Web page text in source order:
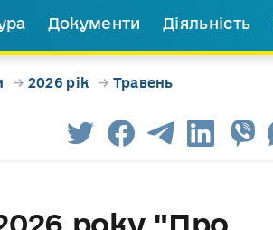
Документи Діяльність
→ 2026 рік → Травень
року "Про